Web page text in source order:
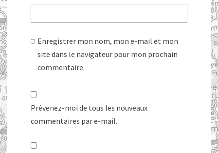
Enregistrer mon nom, mon e-mail et mon
site dans le navigateur pour mon prochain
commentaire.
Prévenez-moi de tous les nouveaux
commentaires par e-mail.